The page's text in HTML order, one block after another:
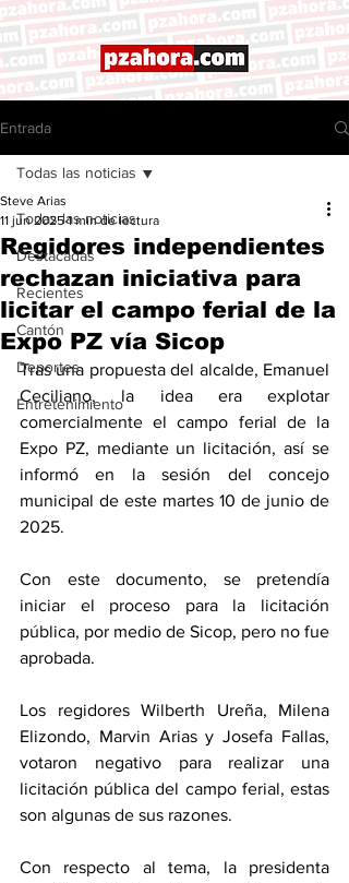
Entrada
Todas las noticias
Destacadas
Recientes
Cantón
Deportes
Entretenimiento
Todas las noticias
Regidores independientes
rechazan iniciativa para
licitar el campo ferial de la
Expo PZ vía Sicop
Steve Arias
11 jun 2025 1 min de lectura
Tras una propuesta del alcalde, Emanuel
Ceciliano, la idea era explotar
comercialmente el campo ferial de la
Expo PZ, mediante un licitación, así se
informó en la sesión del concejo
municipal de este martes 10 de junio de
2025.
Con este documento, se pretendía
iniciar el proceso para la licitación
pública, por medio de Sicop, pero no fue
aprobada.
Los regidores Wilberth Ureña, Milena
Elizondo, Marvin Arias y Josefa Fallas,
votaron negativo para realizar una
licitación pública del campo ferial, estas
son algunas de sus razones.
Con respecto al tema, la presidenta